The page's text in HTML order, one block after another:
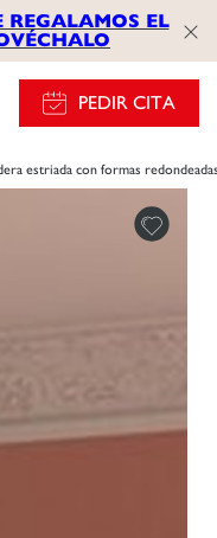
REGALAMOS EL
PEDIR CITA
estriada con formas